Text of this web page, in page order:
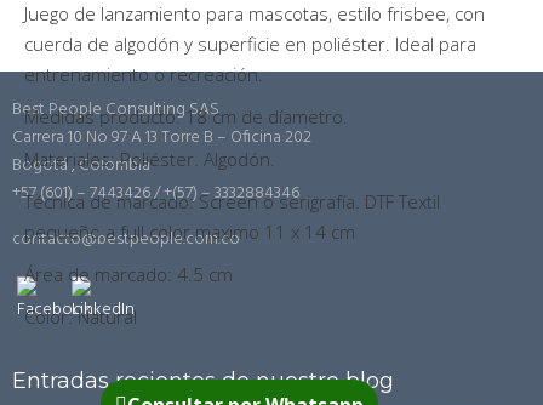
Juego de lanzamiento para mascotas, estilo frisbee, con
cuerda de algodón y superficie en poliéster. Ideal para
entrenamiento o recreación.
Medidas producto: 18 cm de díametro.
Materiales: Poliéster. Algodón.
Técnica de marcado: Screen o serigrafía. DTF Textil
pequeño a full color maximo 11 x 14 cm
Área de marcado: 4.5 cm
Color: Natural
Best People Consulting SAS
Carrera 10 No 97 A 13 Torre B – Oficina 202
Bogotá , Colombia
+57 (601) – 7443426 / +(57) – 3332884346
contacto@bestpeople.com.co
Entradas recientes de nuestro blog